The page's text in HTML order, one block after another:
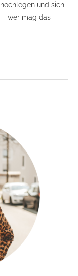
und sich
– wer mag das